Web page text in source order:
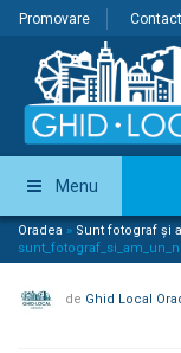
Promovare Contact
Menu
Oradea » Sunt fotograf și
de Ghid Local